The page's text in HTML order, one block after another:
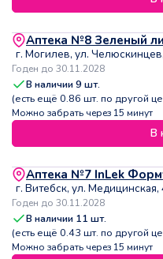
Аптека №8 Зеленый
г. Могилев, ул.
Годен до 30.11.2028
В наличии9 шт.
(есть ещё 0.86 шт. по другой
Можно забрать через 15 минут
В
Аптека №7 InLek
г. Витебск, ул. Медицинская,
Годен до 30.11.2028
В наличии 11 шт.
(есть ещё 0.43 шт. по другой
Можно забрать через 15 минут